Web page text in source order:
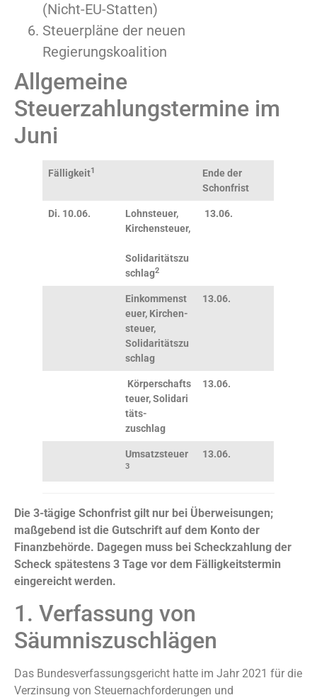
(Nicht-EU-Statten)
Steuerpläne der neuen
Regierungskoalition
Allgemeine
Steuerzahlungstermine im
Juni
Fälligkeit1
Ende der
Schonfrist
Di. 10.06.
Lohnsteuer,
Kirchensteuer,
Solidaritätszu
schlag2
13.06.
Einkommenst
euer, Kirchen-
steuer,
Solidaritätszu
schlag
13.06.
Körperschafts
teuer,Solidari
täts-
zuschlag
13.06.
Umsatzsteuer
3
13.06.
Die 3-tägige Schonfrist gilt nur bei Überweisungen;
maßgebend ist die Gutschrift auf dem Konto der
Finanzbehörde. Dagegen muss bei Scheckzahlung der
Scheck spätestens 3 Tage vor dem Fälligkeitstermin
eingereicht werden.
1. Verfassung von
Säumniszuschlägen
Das Bundesverfassungsgericht hatte im Jahr 2021 für die
Verzinsung von Steuernachforderungen und